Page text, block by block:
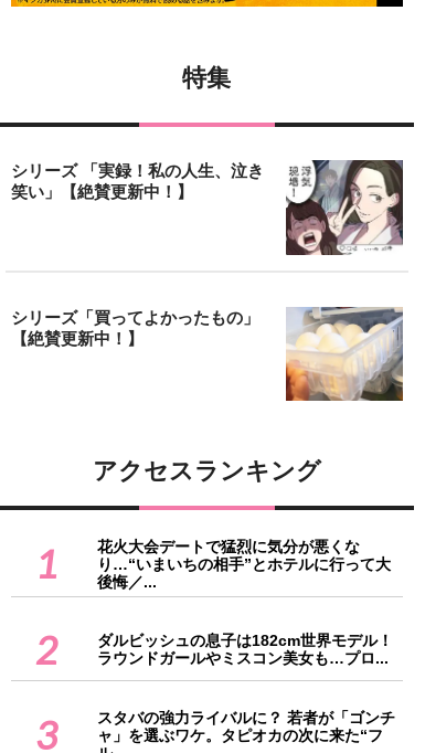
特集
シリーズ 「実録！私の人生、泣き
笑い」【絶賛更新中！】
シリーズ「買ってよかったもの」
【絶賛更新中！】
アクセスランキング
1
花火大会デートで猛烈に気分が悪くな
り…“いまいちの相手”とホテルに行って大
後悔／...
2
ダルビッシュの息子は182cm世界モデル！
ラウンドガールやミスコン美女も…プロ...
3
スタバの強力ライバルに？ 若者が「ゴンチ
ャ」を選ぶワケ。タピオカの次に来た“フ